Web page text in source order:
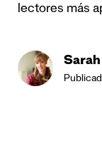
lectores más